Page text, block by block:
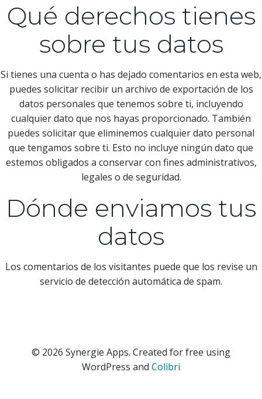
Qué derechos tienes
sobre tus datos
Si tienes una cuenta o has dejado comentarios en esta web,
puedes solicitar recibir un archivo de exportación de los
datos personales que tenemos sobre ti, incluyendo
cualquier dato que nos hayas proporcionado. También
puedes solicitar que eliminemos cualquier dato personal
que tengamos sobre ti. Esto no incluye ningún dato que
estemos obligados a conservar con fines administrativos,
legales o de seguridad.
Dónde enviamos tus
datos
Los comentarios de los visitantes puede que los revise un
servicio de detección automática de spam.
© 2026 Synergie Apps. Created for free using
WordPress and Colibri